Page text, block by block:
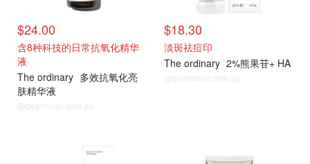
$24.00
含8种科技的日常抗氧化精华
液
The ordinary 多效抗氧化亮
肤精华液
@dealmoon.com.au
$18.30
淡斑祛痘印
The ordinary 2%熊果苷+ HA
@dealmoon.com.au